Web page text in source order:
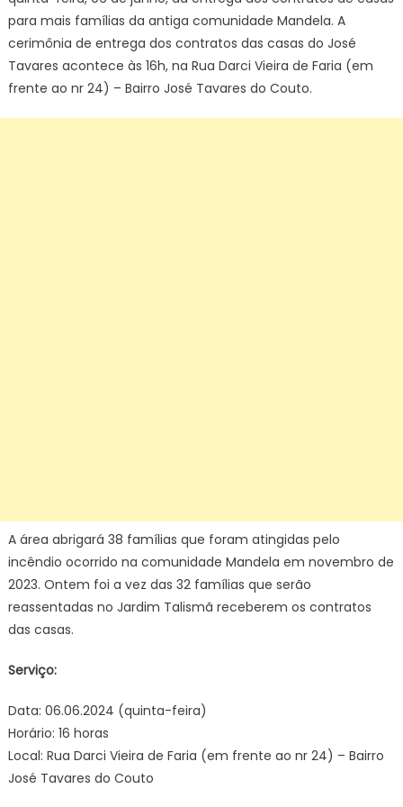
para mais famílias da antiga comunidade Mandela. A
cerimônia de entrega dos contratos das casas do José
Tavares acontece às 16h, na Rua Darci Vieira de Faria (em
frente ao nr 24) – Bairro José Tavares do Couto.
A área abrigará 38 famílias que foram atingidas pelo
incêndio ocorrido na comunidade Mandela em novembro de
2023. Ontem foi a vez das 32 famílias que serão
reassentadas no Jardim Talismã receberem os contratos
das casas.
Serviço:
Data: 06.06.2024 (quinta-feira)
Horário: 16 horas
Local: Rua Darci Vieira de Faria (em frente ao nr 24) – Bairro
José Tavares do Couto